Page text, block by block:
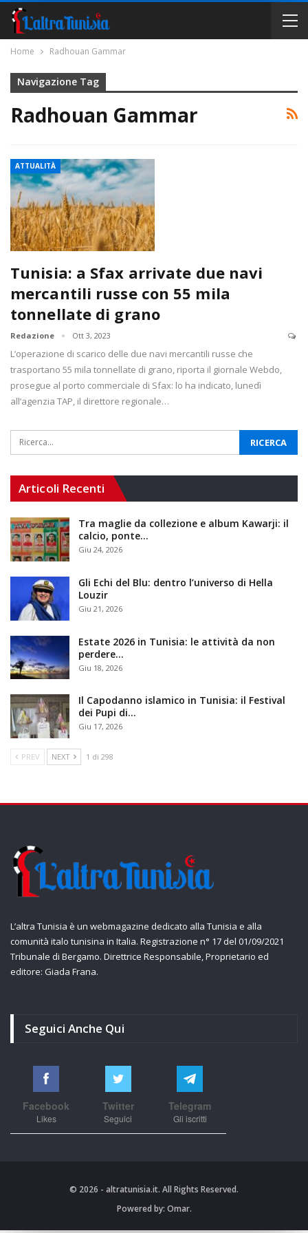
Home Radhouan Gammar
Navigazione Tag
Radhouan Gammar
ATTUALITÀ
Tunisia: a Sfax arrivate due navi
mercantili russe con 55 mila
tonnellate di grano
Redazione Ott 3, 2023
L’operazione di scarico delle due navi mercantili russe che
trasportano 55 mila tonnellate di grano, riporta il giornale Webdo,
prosegue al porto commerciale di Sfax: lo ha indicato, lunedì
all’agenzia TAP, il direttore regionale…
Articoli Recenti
Tra maglie da collezione e album Kawarji: il
calcio, ponte…
Giu 24, 2026
Gli Echi del Blu: dentro l’universo di Hella
Louzir
Giu 21, 2026
Estate 2026 in Tunisia: le attività da non
perdere…
Giu 18, 2026
Il Capodanno islamico in Tunisia: il Festival
dei Pupi di…
Giu 17, 2026
PREV NEXT 1 di 298
L’altra Tunisia è un webmagazine dedicato alla Tunisia e alla
comunità italo tunisina in Italia. Registrazione n° 17 del 01/09/2021
Tribunale di Bergamo. Direttrice Responsabile, Proprietario ed
editore: Giada Frana.
Seguici Anche Qui
Facebook
Likes
Twitter
Seguici
Telegram
Gli iscritti
© 2026 - altratunisia.it. All Rights Reserved.
Powered by: Omar.